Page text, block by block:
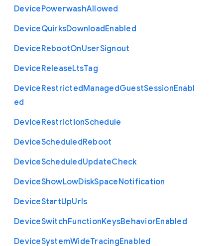
DevicePowerwashAllowed
DeviceQuirksDownloadEnabled
DeviceRebootOnUserSignout
DeviceReleaseLtsTag
DeviceRestrictedManagedGuestSessionEnabl
ed
DeviceRestrictionSchedule
DeviceScheduledReboot
DeviceScheduledUpdateCheck
DeviceShowLowDiskSpaceNotification
DeviceStartUpUrls
DeviceSwitchFunctionKeysBehaviorEnabled
DeviceSystemWideTracingEnabled